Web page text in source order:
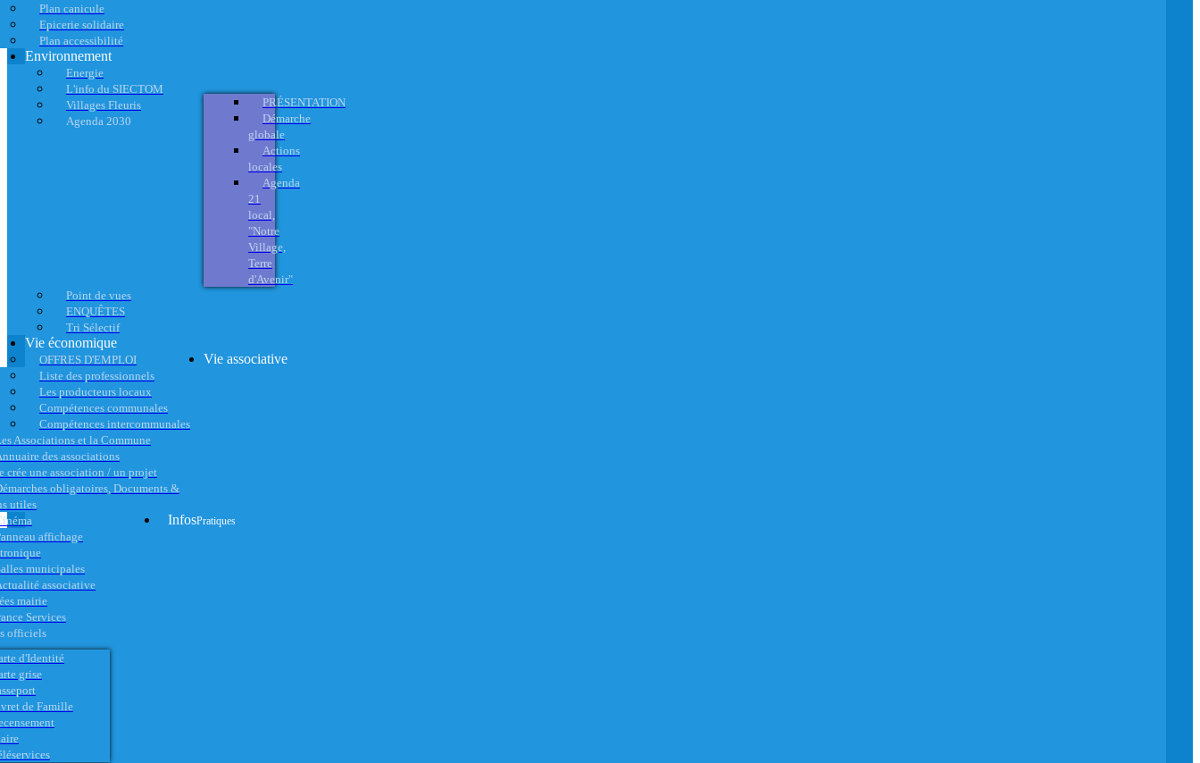
Plan canicule
Epicerie solidaire
Plan accessibilité
Environnement
Energie
L'info du SIECTOM
Villages Fleuris
Agenda 2030
PRÉSENTATION
Démarche
globale
Actions
locales
Agenda
21
local,
"Notre
Village,
Terre
d'Avenir"
Point de vues
ENQUÊTES
Tri Sélectif
Vie économique
OFFRES D'EMPLOI
Liste des professionnels
Les producteurs locaux
Compétences communales
Compétences intercommunales
Vie associative
Associations et la Commune
des associations
crée une association / un projet
obligatoires, Documents &
utiles
affichage
municipales
associative
InfosPratiques
mairie
Services
officiels
d'Identité
grise
de Famille